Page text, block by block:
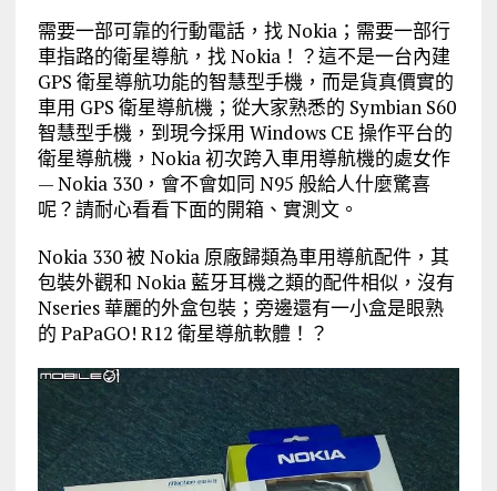
需要一部可靠的行動電話，找 Nokia；需要一部行
車指路的衛星導航，找 Nokia！？這不是一台內建
GPS 衛星導航功能的智慧型手機，而是貨真價實的
車用 GPS 衛星導航機；從大家熟悉的 Symbian S60
智慧型手機，到現今採用 Windows CE 操作平台的
衛星導航機，Nokia 初次跨入車用導航機的處女作
— Nokia 330，會不會如同 N95 般給人什麼驚喜
呢？請耐心看看下面的開箱、實測文。
Nokia 330 被 Nokia 原廠歸類為車用導航配件，其
包裝外觀和 Nokia 藍牙耳機之類的配件相似，沒有
Nseries 華麗的外盒包裝；旁邊還有一小盒是眼熟
的 PaPaGO! R12 衛星導航軟體！？